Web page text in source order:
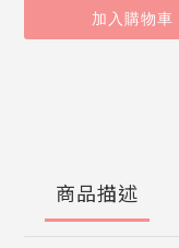
加入購物車
商品描述